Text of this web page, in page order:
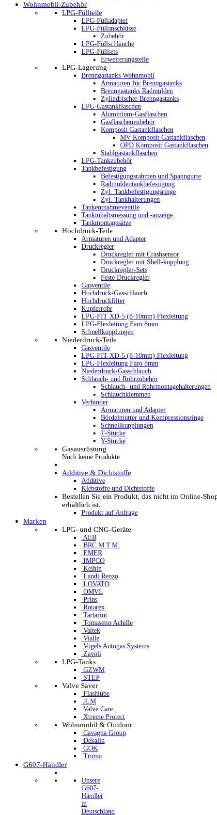
Wohnmobil-Zubehör
LPG-Füllteile
LPG-Fülladapter
LPG-Füllanschlüsse
Zubehör
LPG-Füllschläuche
LPG-Füllsets
Erweiterungsteile
LPG-Lagerung
Brenngastanks Wohnmobil
Armaturen für Brenngastanks
Brenngastanks Radmulden
Zylindrischer Brenngastanks
LPG-Gastankflaschen
Aluminium-Gasflaschen
Gasflaschenzubehör
Komposit Gastankflaschen
MV Komposit Gastankflaschen
OPD Komposit Gastankflaschen
Stahlgastankflaschen
LPG-Tankzubehör
Tankbefestigung
Befestigungsrahmen und Spanngurte
Radmuldentankbefestigung
Zyl. Tankbefestigungsringe
Zyl. Tankhalterungen
Tankentnahmeventile
Tankinhaltsmessung und -anzeige
Tankmontagesätze
Hochdruck-Teile
Armaturen und Adapter
Druckregler
Druckregler mit Crashsensor
Druckregler mit Shell-kupplung
Druckregler-Sets
Feste Druckregler
Gasventile
Hochdruck-Gasschlauch
Hochdruckfilter
Kupferrohr
LPG-FIT XD-5 (8-10mm) Flexleitung
LPG-Flexleitung Faro 8mm
Schnellkupplungen
Niederdruck-Teile
Gasventile
LPG-FIT XD-5 (8-10mm) Flexleitung
LPG-Flexleitung Faro 8mm
Niederdruck-Gasschlauch
Schlauch- und Rohrzubehör
Schlauch- und Rohrmontagehalterungen
Schlauchklemmen
Verbinder
Armaturen und Adapter
Bördelmutter und Kompressionsringe
Schnellkupplungen
T-Stücke
Y-Stücke
Gasausrüstung
Noch keine Produkte
Additive & Dichtstoffe
Additive
Klebstoffe und Dichtstoffe
Bestellen Sie ein Produkt, das nicht im Online-
erhältlich ist.
Produkt auf Anfrage
Marken
LPG- und CNG-Geräte
AEB
BRC M.T.M.
EMER
IMPCO
Keihin
Landi Renzo
LOVATO
OMVL
Prins
Rotarex
Tartarini
Tomasetto Achille
Valtek
Vialle
Vogels Autogas Systems
Zavoli
LPG-Tanks
GZWM
STEP
Valve Saver
Flashlube
JLM
Valve Care
Xtreme Protect
Wohnmobil & Outdoor
Cavagna Group
Dekalin
GOK
Truma
G607-Händler
Unsere
G607-
Händler
in
Deutschland